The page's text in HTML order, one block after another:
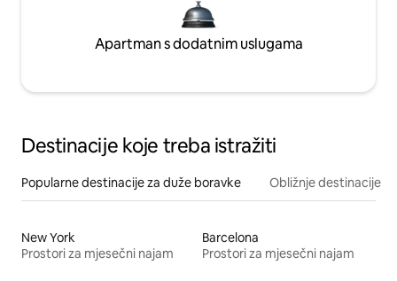
Apartman s dodatnim uslugama
Destinacije koje treba istražiti
Popularne destinacije za duže boravke Obližnje destinacije
New York
Prostori za mjesečni najam
Barcelona
Prostori za mjesečni najam